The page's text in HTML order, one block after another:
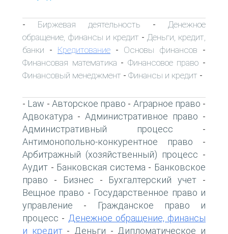
- Биржевая деятельность - Денежное
обращение, финансы и кредит - Деньги, кредит,
банки - Кредитование - Основы финансов -
Финансовая математика - Финансовое право -
Финансовый менеджмент - Финансы и кредит -
- Law - Авторское право - Аграрное право -
Адвокатура - Административное право -
Административный процесс -
Антимонопольно-конкурентное право -
Арбитражный (хозяйственный) процесс -
Аудит - Банковская система - Банковское
право - Бизнес - Бухгалтерский учет -
Вещное право - Государственное право и
управление -
Гражданское право и
процесс - Денежное обращение, финансы
и кредит- Деньги - Дипломатическое и